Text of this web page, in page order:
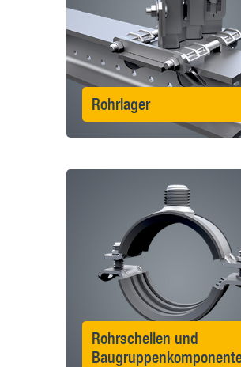
Rohrlager
Rohrschellen und